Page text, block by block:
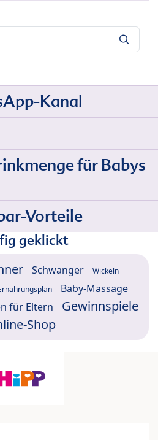
Kanal
für Babys
Vorteile
geklickt
Schwanger Wickeln
Baby-Massage
für Eltern
Gewinnspiele
Shop